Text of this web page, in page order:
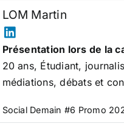
LOM Martin
Présentation lors de la
20 ans, Étudiant,
médiations, débats et
Social Demain #6 Promo